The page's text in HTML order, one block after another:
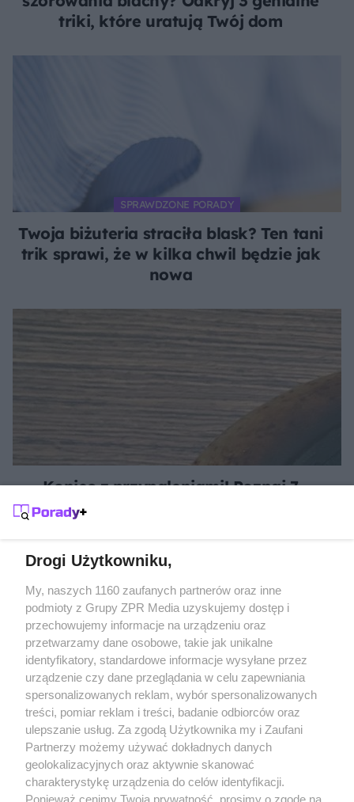
triki, które uratują Twój dom
SPRAWDZONE PORADY
Twoja biżuteria straciła blask? Ten tani
trik sprawi, że w kilka chwil będzie jak
nowa
Koniec z przypaleniami! Poznaj 7
kuchennych trików, które uratują Twoje
Żaden utwór zamieszczony w serwisie nie może być powielany i
rozpowszechniany lub dalej rozpowszechniany w jakikolwiek sposób
(w tym także elektroniczny lub mechaniczny) na jakimkolwiek polu
eksploatacji w jakiejkolwiek formie, włącznie z umieszczaniem w
Internecie bez pisemnej zgody właściciela praw. Jakiekolwiek użycie
lub wykorzystanie utworów w całości lub w części z naruszeniem
prawa, tzn. bez właściwej zgody, jest zabronione pod groźbą kary i
może być ścigane prawnie.
Drogi Użytkowniku,
My, naszych 1160 zaufanych partnerów oraz inne
podmioty z Grupy ZPR Media uzyskujemy dostęp i
przechowujemy informacje na urządzeniu oraz
przetwarzamy dane osobowe, takie jak unikalne
identyfikatory, standardowe informacje wysyłane przez
urządzenie czy dane przeglądania w celu zapewniania
spersonalizowanych reklam, wybór spersonalizowanych
treści, pomiar reklam i treści, badanie odbiorców oraz
ulepszanie usług. Za zgodą Użytkownika my i Zaufani
Partnerzy możemy używać dokładnych danych
geolokalizacyjnych oraz aktywnie skanować
charakterystykę urządzenia do celów identyfikacji.
Ponieważ cenimy Twoją prywatność, prosimy o zgodę na